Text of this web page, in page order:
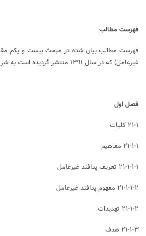
فهرست مطالب
فهرست مطالب بیان شده در مبحث بیست و یکم
غیرعامل) که در سال ۱۳۹۱ منتشر گردیده است به شرح زیر می باشد.
فصل اول
۲۱-۱ کلیات
۲۱-۱-۱ مفاهیم
۲۱-۱-۱-۱ تعریف پدافند غیرعامل
۲۱-۱-۱-۲ مفهوم پدافند غیرعامل
۲۱-۱-۲ تهدیدات
۲۱-۱-۳ هدف